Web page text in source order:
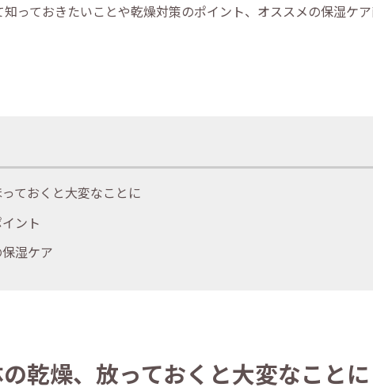
っておきたいことや乾燥対策のポイント、オススメの保湿ケ
ておくと大変なことに
ント
湿ケア
乾燥、放っておくと大変なことに